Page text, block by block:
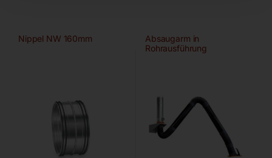
Nippel NW 160mm
Absaugarm in
Rohrausführung